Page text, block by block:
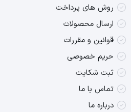
روش های پرداخت
ارسال محصولات
قوانین و مقررات
حریم خصوصی
ثبت شکایت
تماس با ما
درباره ما